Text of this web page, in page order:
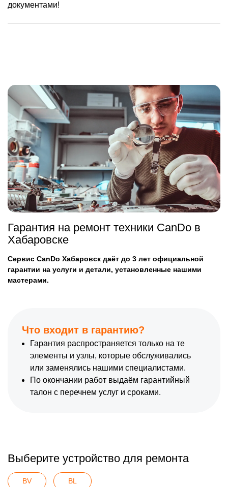
документами!
Гарантия на ремонт техники CanDo в
Хабаровске
Сервис CanDo Хабаровск даёт до 3 лет официальной
гарантии на услуги и детали, установленные нашими
мастерами.
Что входит в гарантию?
Гарантия распространяется только на те
элементы и узлы, которые обслуживались
или заменялись нашими специалистами.
По окончании работ выдаём гарантийный
талон с перечнем услуг и сроками.
Выберите устройство для ремонта
BV BL